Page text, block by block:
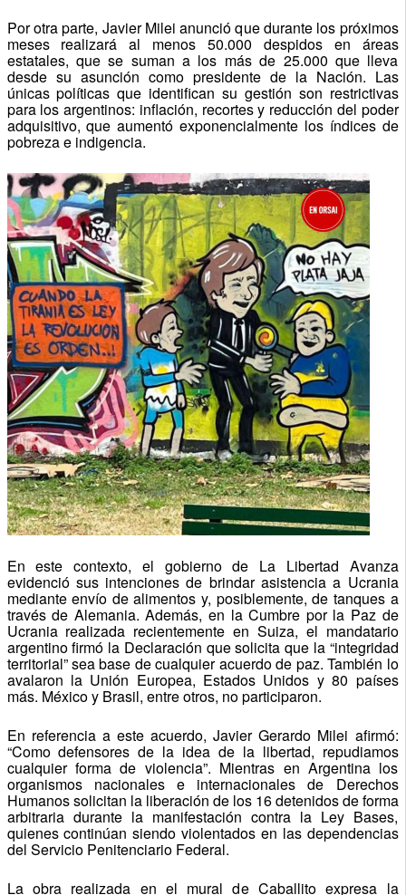
Por otra parte, Javier Milei anunció que durante los próximos
meses realizará al menos 50.000 despidos en áreas
estatales, que se suman a los más de 25.000 que lleva
desde su asunción como presidente de la Nación. Las
únicas políticas que identifican su gestión son restrictivas
para los argentinos: inflación, recortes y reducción del poder
adquisitivo, que aumentó exponencialmente los índices de
pobreza e indigencia.
En este contexto, el gobierno de La Libertad Avanza
evidenció sus intenciones de brindar asistencia a Ucrania
mediante envío de alimentos y, posiblemente, de tanques a
través de Alemania. Además, en la Cumbre por la Paz de
Ucrania realizada recientemente en Suiza, el mandatario
argentino firmó la Declaración que solicita que la “integridad
territorial” sea base de cualquier acuerdo de paz. También lo
avalaron la Unión Europea, Estados Unidos y 80 países
más. México y Brasil, entre otros, no participaron.
En referencia a este acuerdo, Javier Gerardo Milei afirmó:
“Como defensores de la idea de la libertad, repudiamos
cualquier forma de violencia”. Mientras en Argentina los
organismos nacionales e internacionales de Derechos
Humanos solicitan la liberación de los 16 detenidos de forma
arbitraria durante la manifestación contra la Ley Bases,
quienes continúan siendo violentados en las dependencias
del Servicio Penitenciario Federal.
La obra realizada en el mural de Caballito expresa la